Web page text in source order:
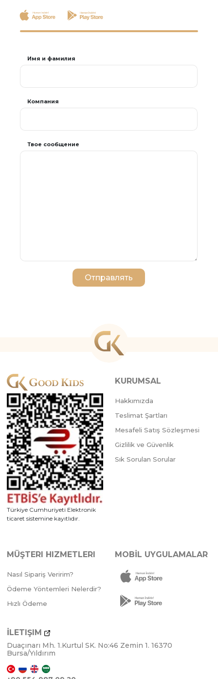
Имя и фамилия
Компания
Твое сообщение
Отправлять
Türkiye Cumhuriyeti Elektronik
ticaret sistemine kayıtlıdır.
KURUMSAL
Hakkımızda
Teslimat Şartları
Mesafeli Satış Sözleşmesi
Gizlilik ve Güvenlik
Sık Sorulan Sorular
MÜŞTERI HIZMETLERI
Nasıl Sipariş Veririm?
Ödeme Yöntemleri Nelerdir?
Hızlı Ödeme
MOBİL UYGULAMALAR
İLETIŞIM
Duaçınarı Mh. 1.Kurtul SK. No:46 Zemin 1. 16370
Bursa/Yıldırım